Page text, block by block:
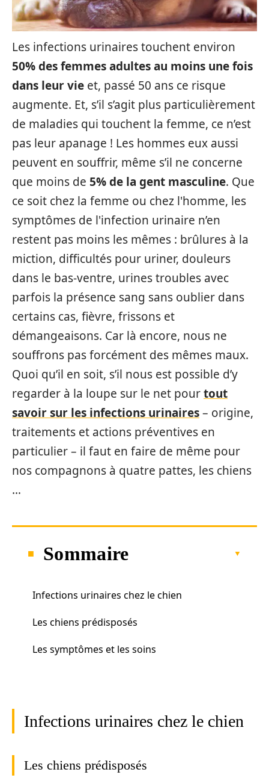
Les infections urinaires touchent environ
50% des femmes adultes au moins une fois
dans leur vie et, passé 50 ans ce risque
augmente. Et, s’il s’agit plus particulièrement
de maladies qui touchent la femme, ce n’est
pas leur apanage ! Les hommes eux aussi
peuvent en souffrir, même s’il ne concerne
que moins de 5% de la gent masculine. Que
ce soit chez la femme ou chez l'homme, les
symptômes de l'infection urinaire n’en
restent pas moins les mêmes : brûlures à la
miction, difficultés pour uriner, douleurs
dans le bas-ventre, urines troubles avec
parfois la présence sang sans oublier dans
certains cas, fièvre, frissons et
démangeaisons. Car là encore, nous ne
souffrons pas forcément des mêmes maux.
Quoi qu’il en soit, s’il nous est possible d’y
regarder à la loupe sur le net pourtout
savoir sur les infections urinaires– origine,
traitements et actions préventives en
particulier – il faut en faire de même pour
nos compagnons à quatre pattes, les chiens
…
Sommaire
Infections urinaires chez le chien
Les chiens prédisposés
Les symptômes et les soins
Infections urinaires chez le chien
Les chiens prédisposés